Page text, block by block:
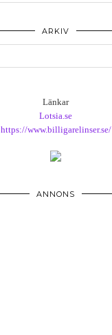
ARKIV
Länkar
Lotsia.se
https://www.billigarelinser.se/
ANNONS